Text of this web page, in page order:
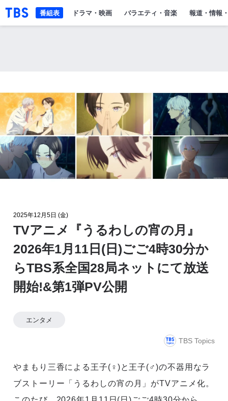
「TBSテレビ」トップページ
ドラマ・映画 バラエティ・音楽 報道・情報
番組表
2025年12月5日 (金)
TVアニメ『うるわしの宵の月』
2026年1月11日(日)ごご4時30分か
らTBS系全国28局ネットにて放送
開始!&第1弾PV公開
エンタメ
TBS Topics
やまもり三香による王子(♀)と王子(♂)の不器用なラ
ブストーリー「うるわしの宵の月」がTVアニメ化。